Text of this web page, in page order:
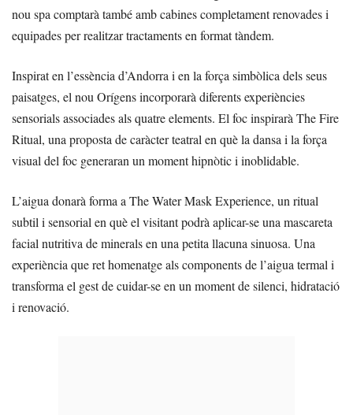
nou spa comptarà també amb cabines completament renovades i
equipades per realitzar tractaments en format tàndem.
Inspirat en l’essència d’Andorra i en la força simbòlica dels seus
paisatges, el nou Orígens incorporarà diferents experiències
sensorials associades als quatre elements. El foc inspirarà The Fire
Ritual, una proposta de caràcter teatral en què la dansa i la força
visual del foc generaran un moment hipnòtic i inoblidable.
L’aigua donarà forma a The Water Mask Experience, un ritual
subtil i sensorial en què el visitant podrà aplicar-se una mascareta
facial nutritiva de minerals en una petita llacuna sinuosa. Una
experiència que ret homenatge als components de l’aigua termal i
transforma el gest de cuidar-se en un moment de silenci, hidratació
i renovació.